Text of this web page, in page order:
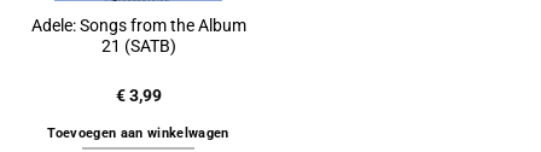
Adele: Songs from the Album
21 (SATB)
€3,99
Toevoegen aan winkelwagen